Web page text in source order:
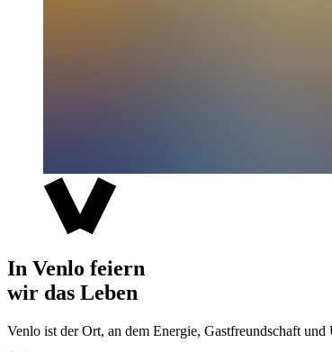
In Venlo feiern
wir das Leben
Venlo ist der Ort, an dem Energie, Gastfreundschaft